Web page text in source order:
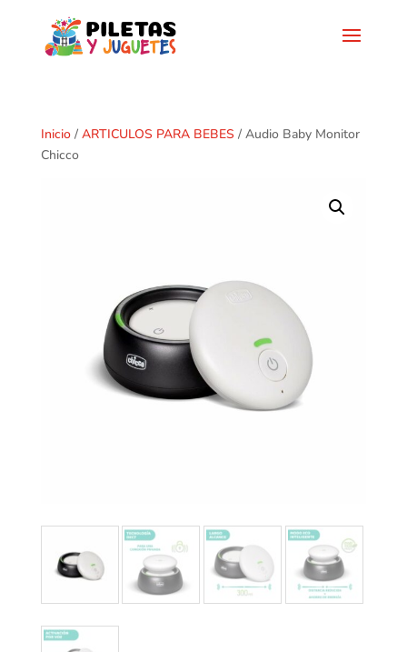
Inicio/ ARTICULOS PARA BEBES / Audio Baby Monitor
Chicco